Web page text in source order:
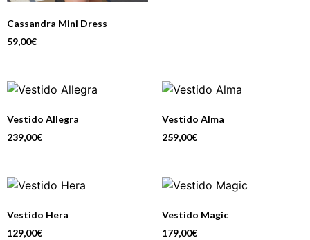
Cassandra Mini Dress
59,00€
Vestido Allegra
239,00€
Vestido Alma
259,00€
Vestido Hera
129,00€
Vestido Magic
179,00€